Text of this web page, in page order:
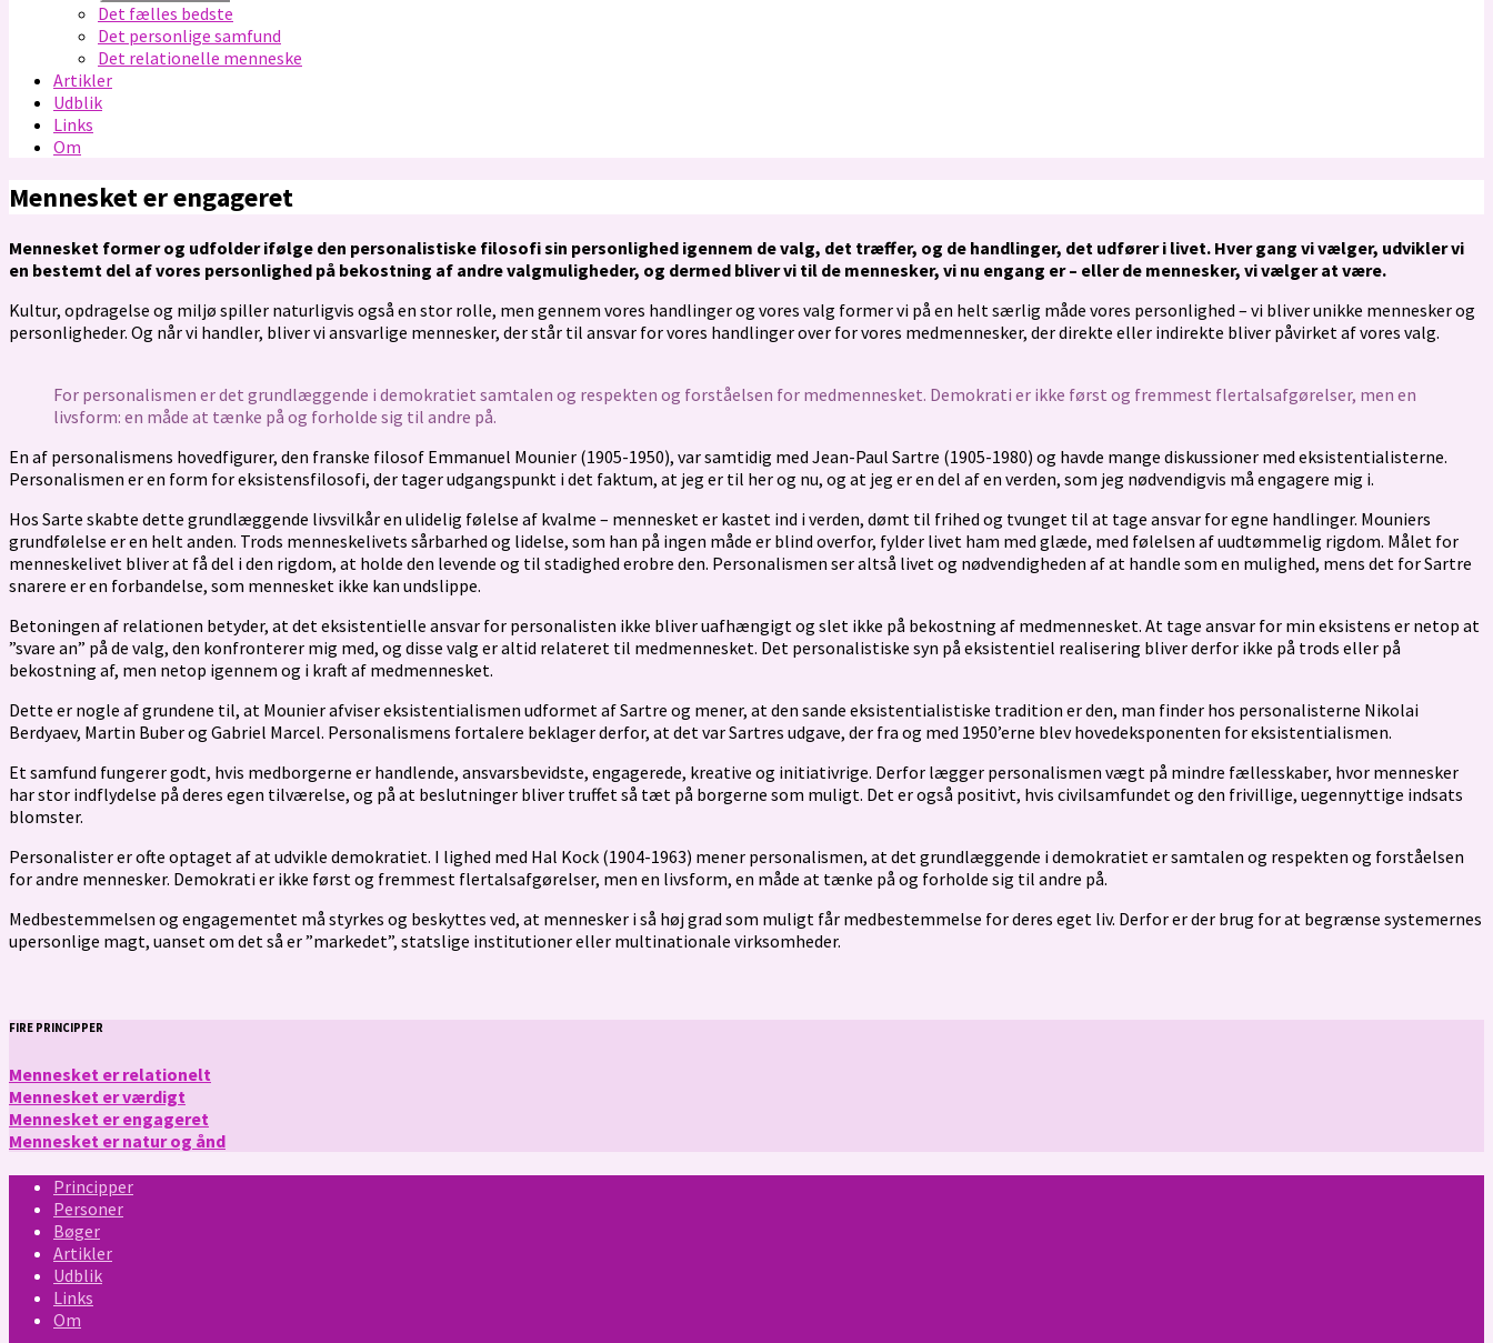
Det fælles bedste
Det personlige samfund
Det relationelle menneske
Artikler
Udblik
Links
Om
Mennesket er engageret
Mennesket former og udfolder ifølge den personalistiske filosofi sin personlighed igennem de valg, det træffer, og de handlinger, det udfører i livet. Hver gang vi vælger, udvikler vi
en bestemt del af vores personlighed på bekostning af andre valgmuligheder, og dermed bliver vi til de mennesker, vi nu engang er – eller de mennesker, vi vælger at være.
Kultur, opdragelse og miljø spiller naturligvis også en stor rolle, men gennem vores handlinger og vores valg former vi på en helt særlig måde vores personlighed – vi bliver unikke mennesker og
personligheder. Og når vi handler, bliver vi ansvarlige mennesker, der står til ansvar for vores handlinger over for vores medmennesker, der direkte eller indirekte bliver påvirket af vores valg.
For personalismen er det grundlæggende i demokratiet samtalen og respekten og forståelsen for medmennesket. Demokrati er ikke først og fremmest flertalsafgørelser, men en
livsform: en måde at tænke på og forholde sig til andre på.
En af personalismens hovedfigurer, den franske filosof Emmanuel Mounier (1905-1950), var samtidig med Jean-Paul Sartre (1905-1980) og havde mange diskussioner med eksistentialisterne.
Personalismen er en form for eksistensfilosofi, der tager udgangspunkt i det faktum, at jeg er til her og nu, og at jeg er en del af en verden, som jeg nødvendigvis må engagere mig i.
Hos Sarte skabte dette grundlæggende livsvilkår en ulidelig følelse af kvalme – mennesket er kastet ind i verden, dømt til frihed og tvunget til at tage ansvar for egne handlinger. Mouniers
grundfølelse er en helt anden. Trods menneskelivets sårbarhed og lidelse, som han på ingen måde er blind overfor, fylder livet ham med glæde, med følelsen af uudtømmelig rigdom. Målet for
menneskelivet bliver at få del i den rigdom, at holde den levende og til stadighed erobre den. Personalismen ser altså livet og nødvendigheden af at handle som en mulighed, mens det for Sartre
snarere er en forbandelse, som mennesket ikke kan undslippe.
Betoningen af relationen betyder, at det eksistentielle ansvar for personalisten ikke bliver uafhængigt og slet ikke på bekostning af medmennesket. At tage ansvar for min eksistens er netop at
”svare an” på de valg, den konfronterer mig med, og disse valg er altid relateret til medmennesket. Det personalistiske syn på eksistentiel realisering bliver derfor ikke på trods eller på
bekostning af, men netop igennem og i kraft af medmennesket.
Dette er nogle af grundene til, at Mounier afviser eksistentialismen udformet af Sartre og mener, at den sande eksistentialistiske tradition er den, man finder hos personalisterne Nikolai
Berdyaev, Martin Buber og Gabriel Marcel. Personalismens fortalere beklager derfor, at det var Sartres udgave, der fra og med 1950’erne blev hovedeksponenten for eksistentialismen.
Et samfund fungerer godt, hvis medborgerne er handlende, ansvarsbevidste, engagerede, kreative og initiativrige. Derfor lægger personalismen vægt på mindre fællesskaber, hvor mennesker
har stor indflydelse på deres egen tilværelse, og på at beslutninger bliver truffet så tæt på borgerne som muligt. Det er også positivt, hvis civilsamfundet og den frivillige, uegennyttige indsats
blomster.
Personalister er ofte optaget af at udvikle demokratiet. I lighed med Hal Kock (1904-1963) mener personalismen, at det grundlæggende i demokratiet er samtalen og respekten og forståelsen
for andre mennesker. Demokrati er ikke først og fremmest flertalsafgørelser, men en livsform, en måde at tænke på og forholde sig til andre på.
Medbestemmelsen og engagementet må styrkes og beskyttes ved, at mennesker i så høj grad som muligt får medbestemmelse for deres eget liv. Derfor er der brug for at begrænse systemernes
upersonlige magt, uanset om det så er ”markedet”, statslige institutioner eller multinationale virksomheder.
FIRE PRINCIPPER
Mennesket er relationelt
Mennesket er værdigt
Mennesket er engageret
Mennesket er natur og ånd
Principper
Personer
Bøger
Artikler
Udblik
Links
Om